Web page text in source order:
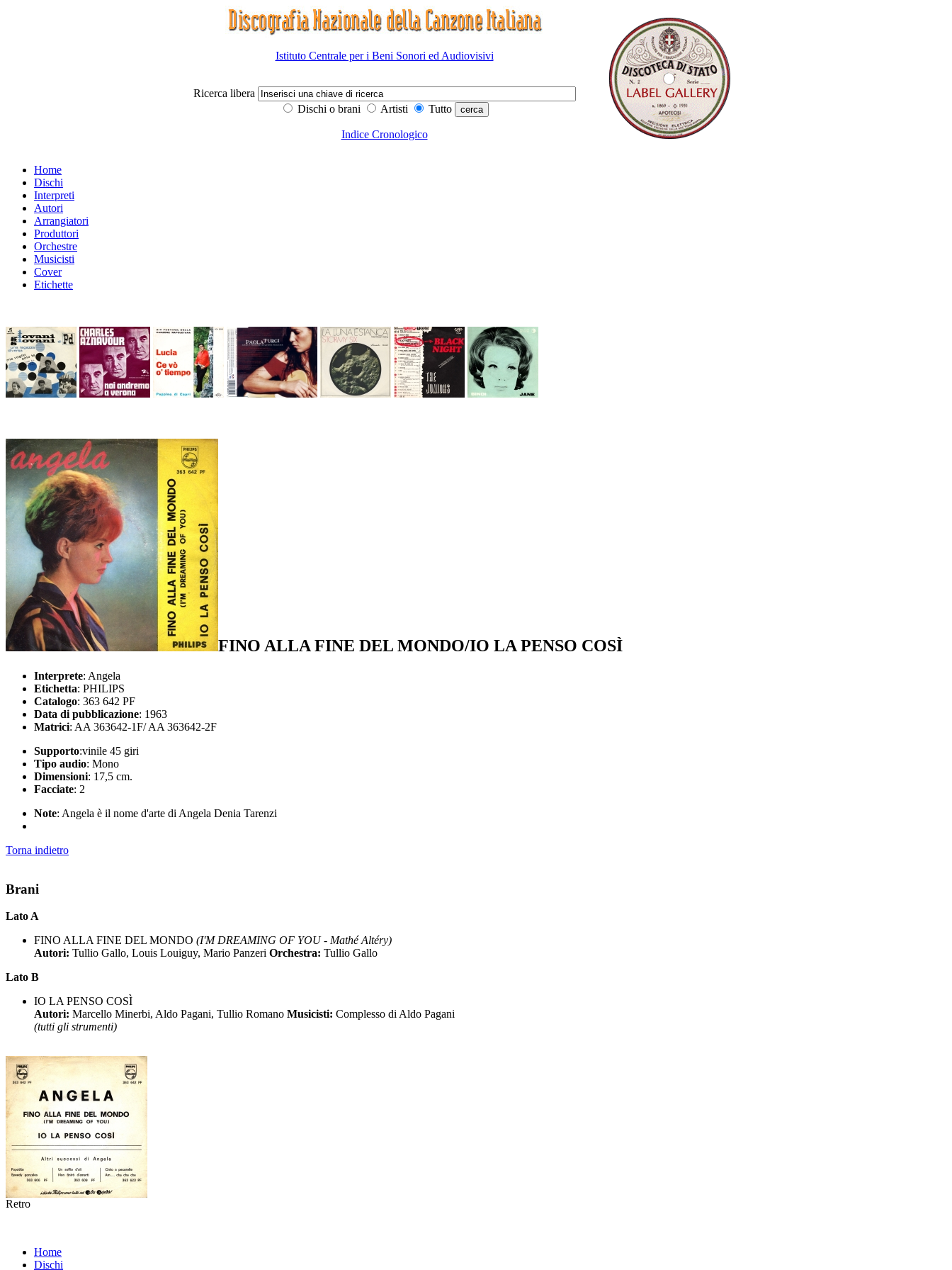
Istituto Centrale per i Beni Sonori ed Audiovisivi
Ricerca libera
Dischi o brani
Artisti Tutto
Indice Cronologico
Home
Dischi
Interpreti
Autori
Arrangiatori
Produttori
Orchestre
Musicisti
Cover
Etichette
FINO ALLA FINE DEL MONDO/IO LA PENSO COSÌ
Interprete: Angela
Etichetta: PHILIPS
Catalogo: 363 642 PF
Data di pubblicazione: 1963
Matrici: AA 363642-1F/ AA 363642-2F
Supporto:vinile 45 giri
Tipo audio: Mono
Dimensioni: 17,5 cm.
Facciate: 2
Note: Angela è il nome d'arte di Angela Denia Tarenzi
Torna indietro
Brani
Lato A
FINO ALLA FINE DEL MONDO (I'M DREAMING OF YOU - Mathé Altéry)
Autori: Tullio Gallo, Louis Louiguy, Mario Panzeri Orchestra: Tullio Gallo
Lato B
IO LA PENSO COSÌ
Autori: Marcello Minerbi, Aldo Pagani, Tullio Romano Musicisti: Complesso di Aldo Pagani
(tutti gli strumenti)
Retro
Home
Dischi